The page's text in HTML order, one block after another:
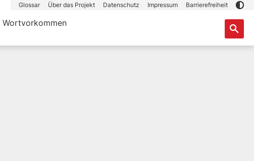
Glossar Über das Projekt Datenschutz Impressum Barrierefreiheit
Wortvorkommen